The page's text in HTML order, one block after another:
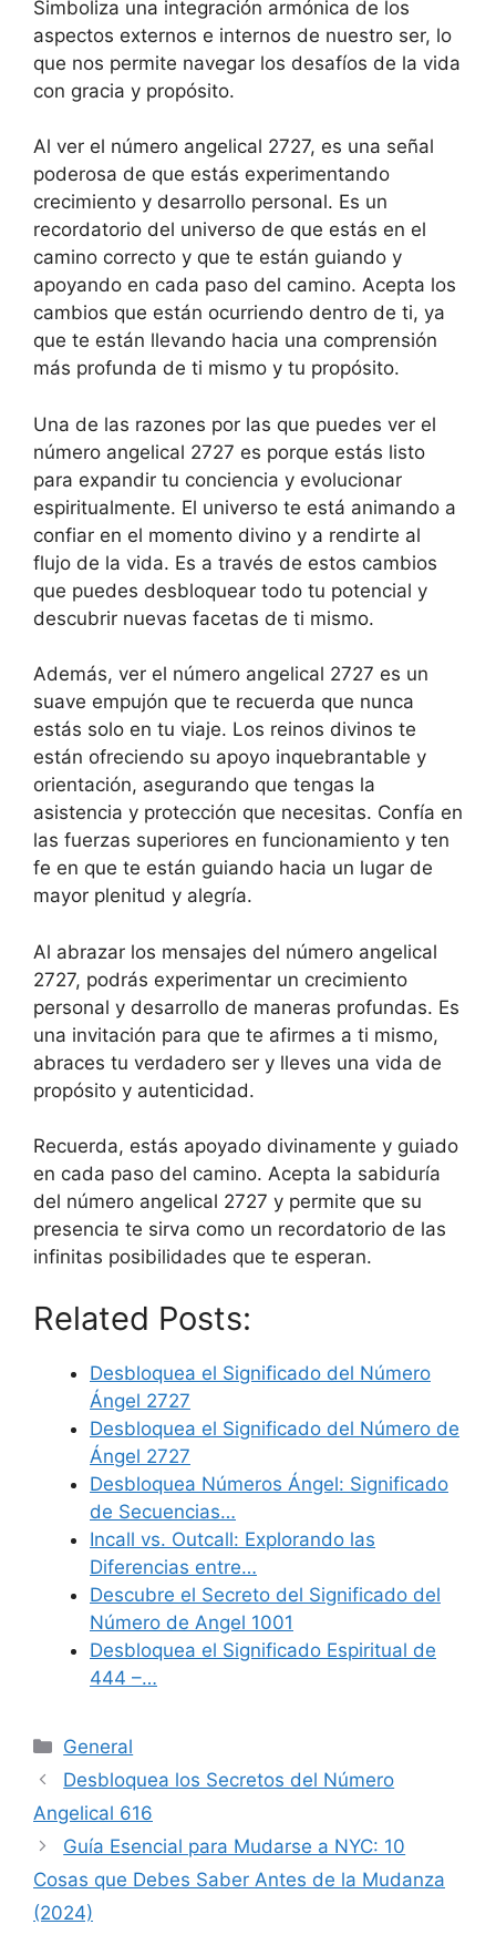
Simboliza una integración armónica de los
aspectos externos e internos de nuestro ser, lo
que nos permite navegar los desafíos de la vida
con gracia y propósito.
Al ver el número angelical 2727, es una señal
poderosa de que estás experimentando
crecimiento y desarrollo personal. Es un
recordatorio del universo de que estás en el
camino correcto y que te están guiando y
apoyando en cada paso del camino. Acepta los
cambios que están ocurriendo dentro de ti, ya
que te están llevando hacia una comprensión
más profunda de ti mismo y tu propósito.
Una de las razones por las que puedes ver el
número angelical 2727 es porque estás listo
para expandir tu conciencia y evolucionar
espiritualmente. El universo te está animando a
confiar en el momento divino y a rendirte al
flujo de la vida. Es a través de estos cambios
que puedes desbloquear todo tu potencial y
descubrir nuevas facetas de ti mismo.
Además, ver el número angelical 2727 es un
suave empujón que te recuerda que nunca
estás solo en tu viaje. Los reinos divinos te
están ofreciendo su apoyo inquebrantable y
orientación, asegurando que tengas la
asistencia y protección que necesitas. Confía en
las fuerzas superiores en funcionamiento y ten
fe en que te están guiando hacia un lugar de
mayor plenitud y alegría.
Al abrazar los mensajes del número angelical
2727, podrás experimentar un crecimiento
personal y desarrollo de maneras profundas. Es
una invitación para que te afirmes a ti mismo,
abraces tu verdadero ser y lleves una vida de
propósito y autenticidad.
Recuerda, estás apoyado divinamente y guiado
en cada paso del camino. Acepta la sabiduría
del número angelical 2727 y permite que su
presencia te sirva como un recordatorio de las
infinitas posibilidades que te esperan.
Related Posts:
Desbloquea el Significado del Número
Ángel 2727
Desbloquea el Significado del Número de
Ángel 2727
Desbloquea Números Ángel: Significado
de Secuencias…
Incall vs. Outcall: Explorando las
Diferencias entre…
Descubre el Secreto del Significado del
Número de Angel 1001
Desbloquea el Significado Espiritual de
444 –…
Categories
General
Desbloquea los Secretos del Número
Angelical 616
Guía Esencial para Mudarse a NYC: 10
Cosas que Debes Saber Antes de la Mudanza
(2024)